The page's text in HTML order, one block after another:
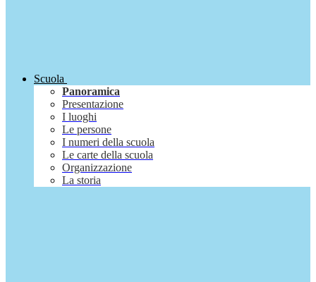
Scuola
Panoramica
Presentazione
I luoghi
Le persone
I numeri della scuola
Le carte della scuola
Organizzazione
La storia